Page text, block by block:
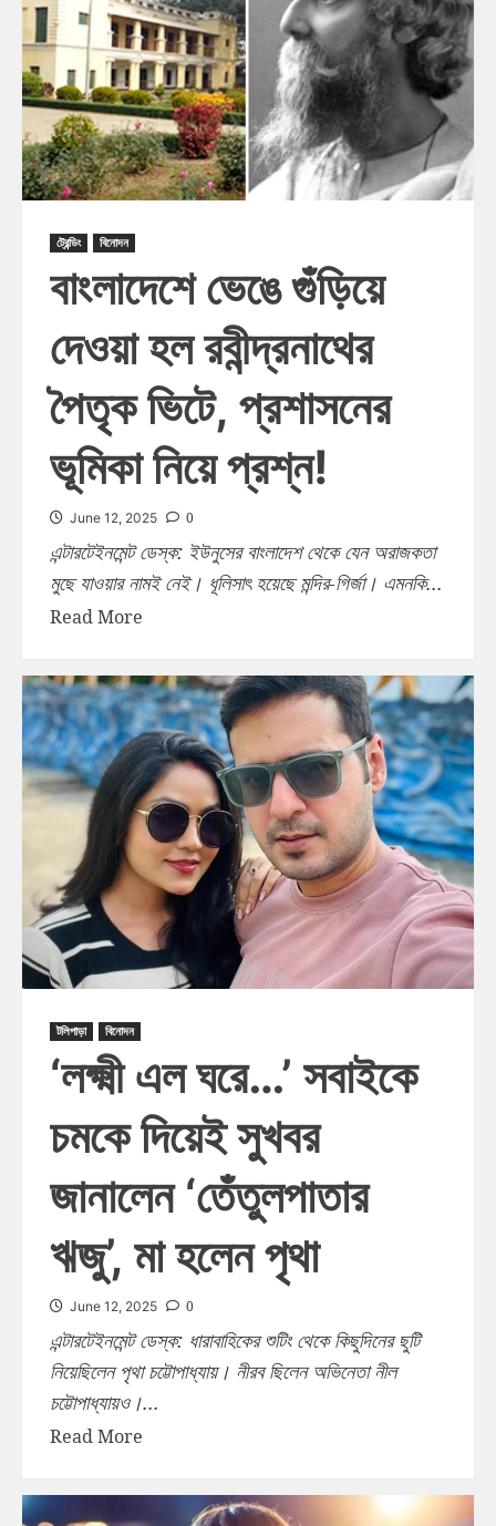
ট্রেন্ডিং বিনোদন
বাংলাদেশে ভেঙে গুঁড়িয়ে
দেওয়া হল রবীন্দ্রনাথের
পৈতৃক ভিটে, প্রশাসনের
ভূমিকা নিয়ে প্রশ্ন!
June 12, 2025 0
এন্টারটেইনমেন্ট ডেস্ক: ইউনুসের বাংলাদেশ থেকে যেন অরাজকতা
মুছে যাওয়ার নামই নেই। ধূলিসাৎ হয়েছে মন্দির-গির্জা। এমনকি...
Read More
টলিপাড়া বিনোদন
‘লক্ষ্মী এল ঘরে…’ সবাইকে
চমকে দিয়েই সুখবর
জানালেন ‘তেঁতুলপাতার
ঋজু’, মা হলেন পৃথা
June 12, 2025 0
এন্টারটেইনমেন্ট ডেস্ক: ধারাবাহিকের শুটিং থেকে কিছুদিনের ছুটি
নিয়েছিলেন পৃথা চট্টোপাধ্যায়। নীরব ছিলেন অভিনেতা নীল
চট্টোপাধ্যায়ও।...
Read More